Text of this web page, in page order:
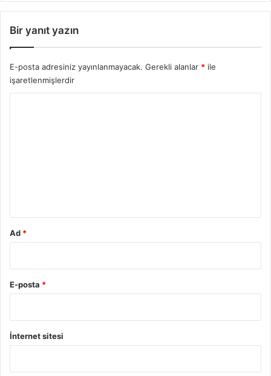
Bir yanıt yazın
E-posta adresiniz yayınlanmayacak. Gerekli alanlar * ile
işaretlenmişlerdir
Ad *
E-posta *
İnternet sitesi